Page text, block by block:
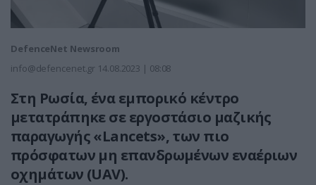
DefenceNet Newsroom
info@defencenet.gr 14.08.2023 | 08:08
Στη Ρωσία, ένα εμπορικό κέντρο
μετατράπηκε σε εργοστάσιο μαζικής
παραγωγής «Lancets», των πιο
πρόσφατων μη επανδρωμένων εναέριων
οχημάτων (UAV).